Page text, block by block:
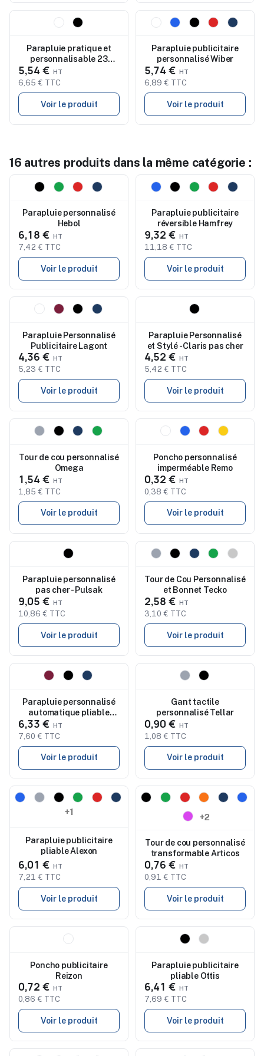
Parapluie pratique et
personnalisable 23
pouces - GOTA
5,54 €
6,65 € TTC
Voir le produit
Nouveau
Parapluie publicitaire
personnalisé Wiber
5,74 €
6,89 € TTC
Voir le produit
16 autres produits dans la même catégorie :
Nouveau
Parapluie personnalisé
Hebol
6,18 €
7,42 € TTC
Voir le produit
Nouveau
Parapluie publicitaire
réversible Hamfrey
9,32 €
11,18 € TTC
Voir le produit
Nouveau
Parapluie Personnalisé
Publicitaire Lagont
4,36 €
5,23 € TTC
Voir le produit
Parapluie Personnalisé
et Stylé - Claris pas cher
4,52 €
5,42 € TTC
Voir le produit
Nouveau
Tour de cou personnalisé
Omega
1,54 €
1,85 € TTC
Voir le produit
Nouveau
Poncho personnalisé
imperméable Remo
0,32 €
0,38 € TTC
Voir le produit
Parapluie personnalisé
pas cher - Pulsak
9,05 €
10,86 € TTC
Voir le produit
Nouveau
Tour de Cou Personnalisé
et Bonnet Tecko
2,58 €
3,10 € TTC
Voir le produit
Nouveau
Parapluie personnalisé
automatique pliable
Elmer
6,33 €
7,60 € TTC
Voir le produit
Gant tactile
personnalisé Tellar
0,90 €
1,08 € TTC
Voir le produit
Nouveau
+1
Parapluie publicitaire
pliable Alexon
6,01 €
7,21 € TTC
Voir le produit
Nouveau
+2
Tour de cou personnalisé
transformable Articos
0,76 €
0,91 € TTC
Voir le produit
Poncho publicitaire
Reizon
0,72 €
0,86 € TTC
Voir le produit
Parapluie publicitaire
pliable Ottis
6,41 €
7,69 € TTC
Voir le produit